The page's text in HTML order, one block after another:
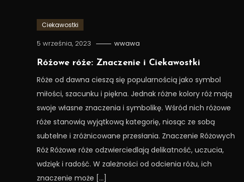
Ciekawostki
5 września, 2023 wwawa
Różowe róże: Znaczenie i Ciekawostki
Róże od dawna cieszą się popularnością jako symbol
miłości, szacunku i piękna. Jednak różne kolory róż mają
swoje własne znaczenia i symbolikę. Wśród nich różowe
róże stanowią wyjątkową kategorię, niosąc ze sobą
subtelne i zróżnicowane przesłania. Znaczenie Różowych
Róż Różowe róże odzwierciedlają delikatność, uczucia,
wdzięk i radość. W zależności od odcienia różu, ich
znaczenie może […]